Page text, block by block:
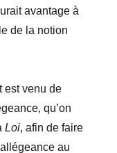
avantage à
de la notion
est venu de
qu’on
Loi, afin de faire
au